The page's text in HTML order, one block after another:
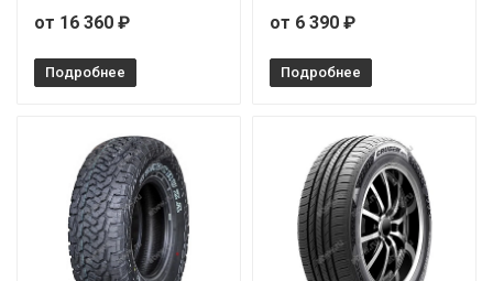
от 16 360 ₽
Подробнее
от 6 390 ₽
Подробнее